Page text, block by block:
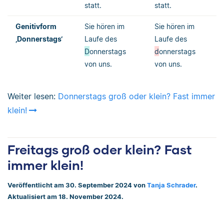
statt.
statt.
Genitivform
‚Donnerstags‘
Sie hören im
Laufe des
Donnerstags
von uns.
Sie hören im
Laufe des
donnerstags
von uns.
Weiter lesen: Donnerstags groß oder klein? Fast immer
klein!
Freitags groß oder klein? Fast
immer klein!
Veröffentlicht am 30. September 2024 von Tanja Schrader.
Aktualisiert am 18. November 2024.